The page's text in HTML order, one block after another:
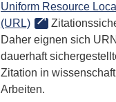
Uniform Resource
(URL)
Daher eignen sich
dauerhaft
Zitation in
Arbeiten.